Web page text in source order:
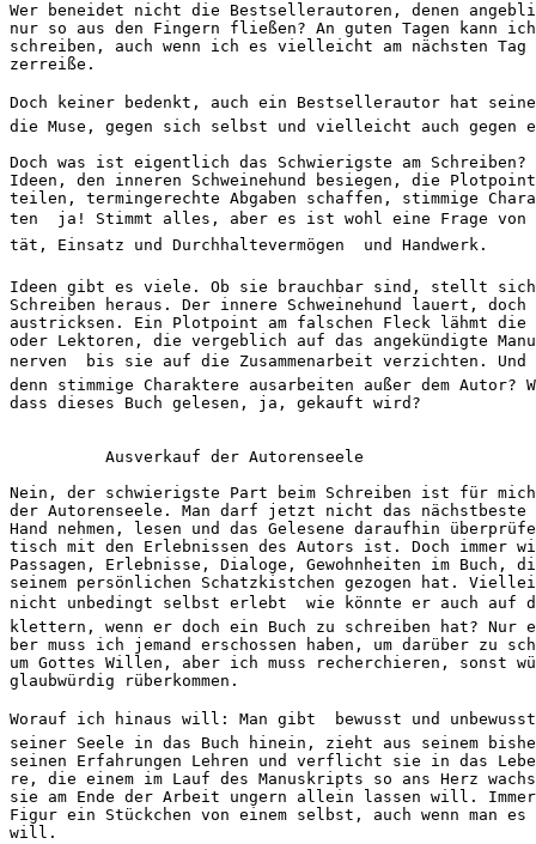
Wer beneidet nicht die Bestsellerautoren, denen
nur so aus den Fingern fließen? An guten Tagen kann
schreiben, auch wenn ich es vielleicht am nächsten
zerreiße.
Doch keiner bedenkt, auch ein Bestsellerautor hat seine
die Muse, gegen sich selbst und vielleicht auch gegen
Doch was ist eigentlich das Schwierigste am Schreiben?
Ideen, den inneren Schweinehund besiegen, die
teilen, termingerechte Abgaben schaffen, stimmige
ten  ja! Stimmt alles, aber es ist wohl eine Frage
tät, Einsatz und Durchhaltevermögen  und Handwerk.
Ideen gibt es viele. Ob sie brauchbar sind, stellt
Schreiben heraus. Der innere Schweinehund lauert,
austricksen. Ein Plotpoint am falschen Fleck lähmt die
oder Lektoren, die vergeblich auf das angekündigte
nerven  bis sie auf die Zusammenarbeit verzichten.
denn stimmige Charaktere ausarbeiten außer dem
dass dieses Buch gelesen, ja, gekauft wird?
          Ausverkauf der Autorenseele
Nein, der schwierigste Part beim Schreiben ist für
der Autorenseele. Man darf jetzt nicht das
Hand nehmen, lesen und das Gelesene daraufhin
tisch mit den Erlebnissen des Autors ist. Doch immer
Passagen, Erlebnisse, Dialoge, Gewohnheiten im Buch,
seinem persönlichen Schatzkistchen gezogen hat.
nicht unbedingt selbst erlebt  wie könnte er auch auf
klettern, wenn er doch ein Buch zu schreiben hat?
ber muss ich jemand erschossen haben, um darüber zu
um Gottes Willen, aber ich muss recherchieren, sonst
glaubwürdig rüberkommen.
Worauf ich hinaus will: Man gibt  bewusst und
seiner Seele in das Buch hinein, zieht aus seinem
seinen Erfahrungen Lehren und verflicht sie in das
re, die einem im Lauf des Manuskripts so ans Herz
sie am Ende der Arbeit ungern allein lassen will.
Figur ein Stückchen von einem selbst, auch wenn man
will.